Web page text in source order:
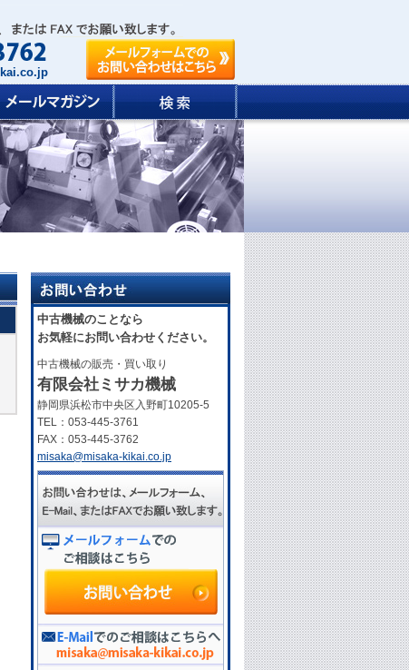
中古機械のことなら
お気軽にお問い合わせください。
中古機械の販売・買い取り
有限会社ミサカ機械
静岡県浜松市中央区入野町10205-5
TEL：053-445-3761
FAX：053-445-3762
misaka@misaka-kikai.co.jp